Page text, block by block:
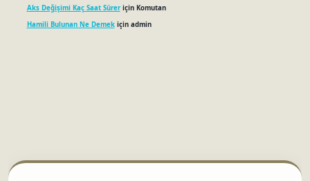
Aks Değişimi Kaç Saat Süreriçin Komutan
Hamili Bulunan Ne Demekiçin admin